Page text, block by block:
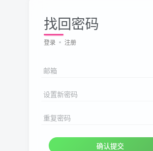
找回密码
登录 注册
邮箱
设置新密码
重复密码
确认提交